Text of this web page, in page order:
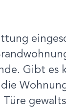
Gibt es